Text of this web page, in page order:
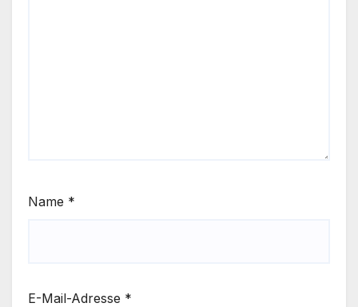
Name *
E-Mail-Adresse *